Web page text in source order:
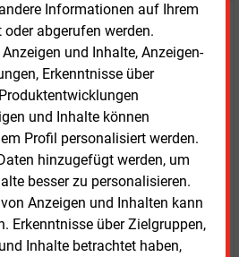
Informationen auf Ihrem
oder abgerufen werden.
und Inhalte, Anzeigen-
Erkenntnisse über
und Inhalte können
Profil personalisiert werden.
hinzugefügt werden, um
besser zu personalisieren.
Anzeigen und Inhalten kann
Erkenntnisse über Zielgruppen,
Inhalte betrachtet haben,
kostenlos und
Zugang
aktualisierte Nachrichten mit
daily
Zeitung E&M
Verlängerung
TESTEN